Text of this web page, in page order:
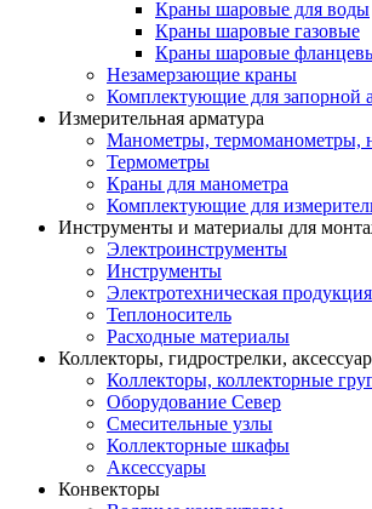
Краны шаровые для воды
Краны шаровые газовые
Краны шаровые
Незамерзающие краны
Комплектующие для запорной
Измерительная арматура
Манометры, термоманометры,
Термометры
Краны для манометра
Комплектующие для
Инструменты и материалы для
Электроинструменты
Инструменты
Электротехническая продукция
Теплоноситель
Расходные материалы
Коллекторы, гидрострелки,
Коллекторы, коллекторные
Оборудование Север
Смесительные узлы
Коллекторные шкафы
Аксессуары
Конвекторы